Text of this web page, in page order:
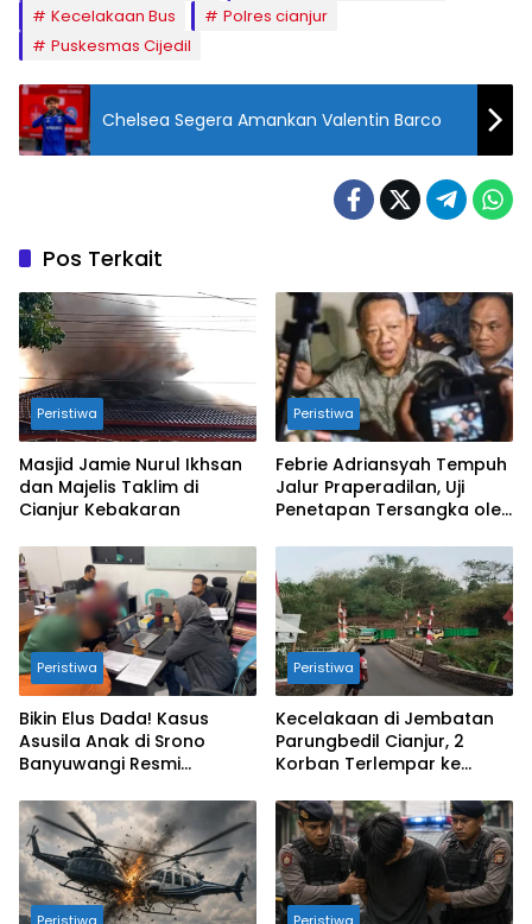
Kecelakaan Bus
Polres cianjur
Puskesmas Cijedil
Chelsea Segera Amankan Valentin Barco
Pos Terkait
Peristiwa
Masjid Jamie Nurul Ikhsan
dan Majelis Taklim di
Cianjur Kebakaran
Peristiwa
Febrie Adriansyah Tempuh
Jalur Praperadilan, Uji
Penetapan Tersangka oleh
Peristiwa
Bikin Elus Dada! Kasus
Asusila Anak di Srono
Banyuwangi Resmi
Peristiwa
Kecelakaan di Jembatan
Parungbedil Cianjur, 2
Korban Terlempar ke